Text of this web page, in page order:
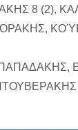
8 (2),